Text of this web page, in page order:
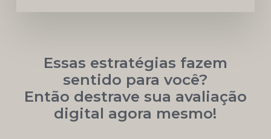
Essas estratégias fazem
sentido para você?
Então destrave sua avaliação
digital agora mesmo!